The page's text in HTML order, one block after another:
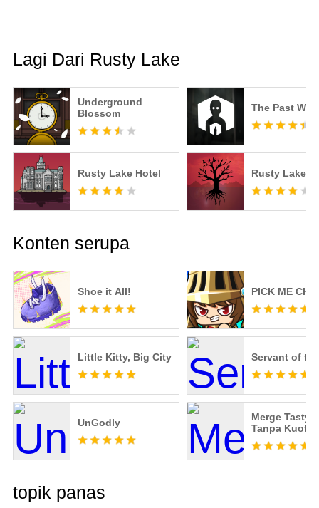
Lagi Dari Rusty Lake
Underground
Blossom
The Past
Rusty Lake Hotel Rusty Lake:
Konten serupa
Shoe it All! PICK ME
Little Kitty, Big City Servant of
UnGodly
Merge Tasty -
Tanpa Kuota
topik panas